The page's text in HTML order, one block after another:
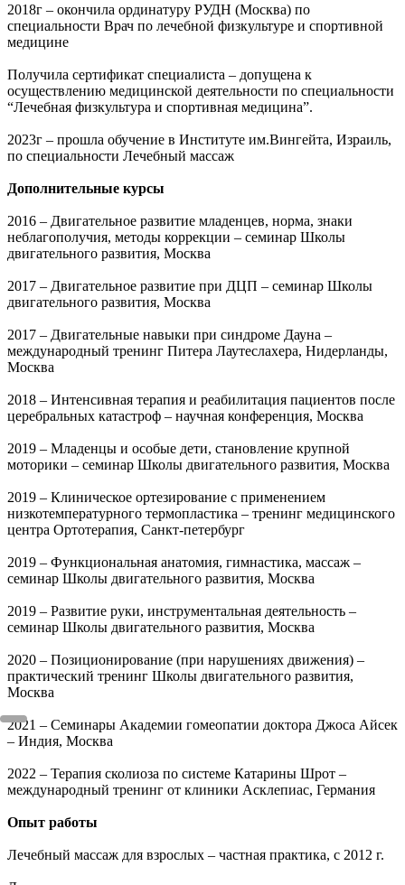
2018г – окончила ординатуру РУДН (Москва) по
специальности Врач по лечебной физкультуре и спортивной
медицине
Получила сертификат специалиста – допущена к
осуществлению медицинской деятельности по специальности
“Лечебная физкультура и спортивная медицина”.
2023г – прошла обучение в Институте им.Вингейта, Израиль,
по специальности Лечебный массаж
Дополнительные курсы
2016 – Двигательное развитие младенцев, норма, знаки
неблагополучия, методы коррекции – семинар Школы
двигательного развития, Москва
2017 – Двигательное развитие при ДЦП – семинар Школы
двигательного развития, Москва
2017 – Двигательные навыки при синдроме Дауна –
международный тренинг Питера Лаутеслахера, Нидерланды,
Москва
2018 – Интенсивная терапия и реабилитация пациентов после
церебральных катастроф – научная конференция, Москва
2019 – Младенцы и особые дети, становление крупной
моторики – семинар Школы двигательного развития, Москва
2019 – Клиническое ортезирование с применением
низкотемпературного термопластика – тренинг медицинского
центра Ортотерапия, Санкт-петербург
2019 – Функциональная анатомия, гимнастика, массаж –
семинар Школы двигательного развития, Москва
2019 – Развитие руки, инструментальная деятельность –
семинар Школы двигательного развития, Москва
2020 – Позиционирование (при нарушениях движения) –
практический тренинг Школы двигательного развития,
Москва
2021 – Семинары Академии гомеопатии доктора Джоса Айсек
– Индия, Москва
2022 – Терапия сколиоза по системе Катарины Шрот –
международный тренинг от клиники Асклепиас, Германия
Опыт работы
Лечебный массаж для взрослых – частная практика, с 2012 г.